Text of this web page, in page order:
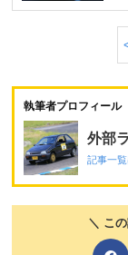
執筆者プロフィール
外部
記事一
＼ こ